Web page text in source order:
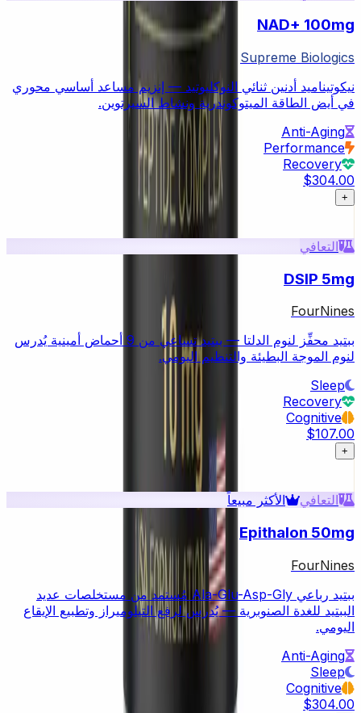
NAD+ 100mg
Supreme Biologics
نيكوتيناميد أدنين ثنائي النوكليوتيد — إنزيم مساعد أساسي محوري
في أيض الطاقة الميتوكوندرية ونشاط السيرتوين.
Anti-Aging
Performance
Recovery
$304.00
+
التعافي
DSIP 5mg
FourNines
ببتيد محفِّز لنوم الدلتا — ببتيد تساعي من 9 أحماض أمينية يُدرس
لنوم الموجة البطيئة والتنظيم اليومي.
Sleep
Recovery
Cognitive
$107.00
+
التعافي الأكثر مبيعاً
Epithalon 50mg
FourNines
ببتيد رباعي Ala-Glu-Asp-Gly مُستمد من مستخلصات عديد
الببتيد للغدة الصنوبرية — يُدرس لرفع التيلوميراز وتطبيع الإيقاع
اليومي.
Anti-Aging
Sleep
Cognitive
$304.00